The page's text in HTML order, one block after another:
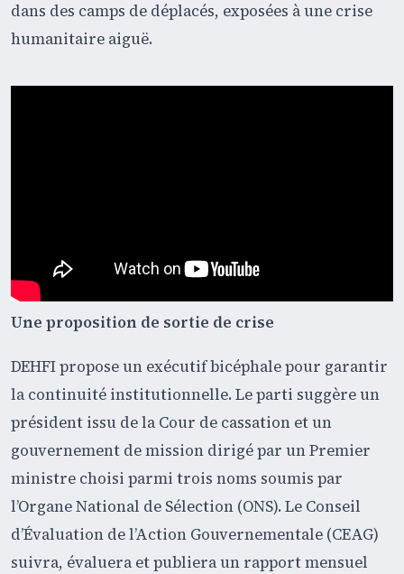
dans des camps de déplacés, exposées à une crise
humanitaire aiguë.
Une proposition de sortie de crise
DEHFI propose un exécutif bicéphale pour garantir
la continuité institutionnelle. Le parti suggère un
président issu de la Cour de cassation et un
gouvernement de mission dirigé par un Premier
ministre choisi parmi trois noms soumis par
l’Organe National de Sélection (ONS). Le Conseil
d’Évaluation de l’Action Gouvernementale (CEAG)
suivra, évaluera et publiera un rapport mensuel